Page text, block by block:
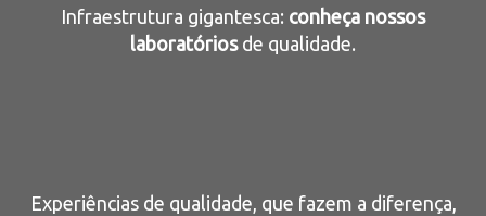
Infraestrutura gigantesca: conheça nossos
laboratóriosde qualidade.
Experiências de qualidade, que fazem a diferença,